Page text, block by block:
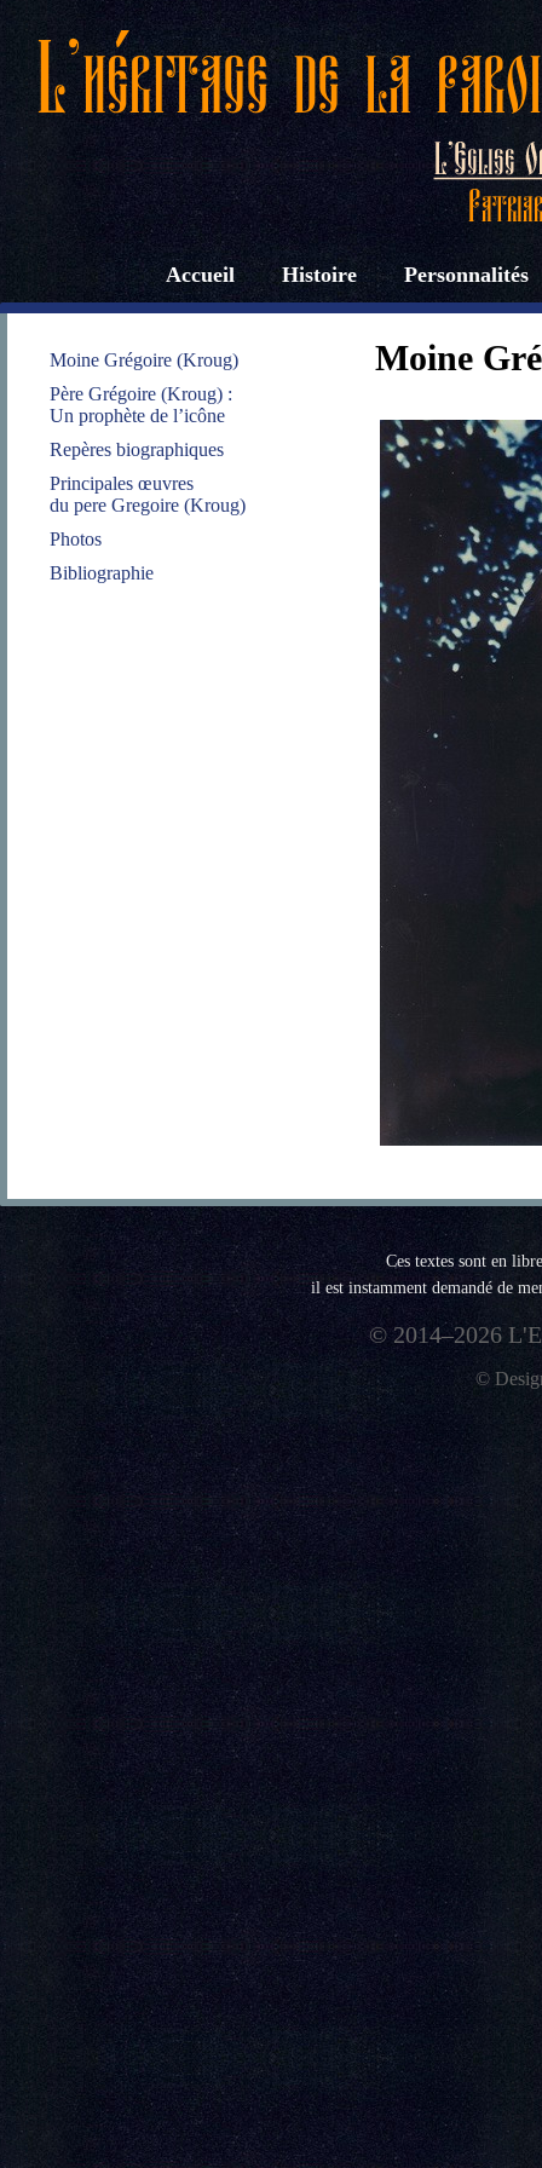
Accueil Histoire Personnalités
Moine Grégoire (Kroug)
Père Grégoire (Kroug) :
Un prophète de l’icône
Repères biographiques
Principales œuvres
du pere Gregoire (Kroug)
Photos
Bibliographie
Moine
Ces textes sont en
il est instamment demandé de
© 2014–2026
©